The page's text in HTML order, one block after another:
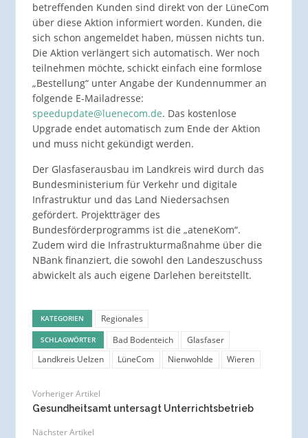
betreffenden Kunden sind direkt von der LüneCom
über diese Aktion informiert worden. Kunden, die
sich schon angemeldet haben, müssen nichts tun.
Die Aktion verlängert sich automatisch. Wer noch
teilnehmen möchte, schickt einfach eine formlose
„Bestellung“ unter Angabe der Kundennummer an
folgende E-Mailadresse:
speedupdate@luenecom.de. Das kostenlose
Upgrade endet automatisch zum Ende der Aktion
und muss nicht gekündigt werden.
Der Glasfaserausbau im Landkreis wird durch das
Bundesministerium für Verkehr und digitale
Infrastruktur und das Land Niedersachsen
gefördert. Projektträger des
Bundesförderprogramms ist die „ateneKom“.
Zudem wird die Infrastrukturmaßnahme über die
NBank finanziert, die sowohl den Landeszuschuss
abwickelt als auch eigene Darlehen bereitstellt.
KATEGORIEN Regionales
SCHLAGWÖRTER Bad Bodenteich
Glasfaser
Landkreis Uelzen
LüneCom Nienwohlde Wieren
Vorheriger Artikel
Gesundheitsamt untersagt Unterrichtsbetrieb
Nächster Artikel